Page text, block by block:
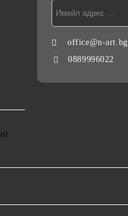
office@n-art.bg
0889996022